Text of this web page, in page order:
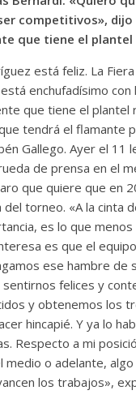
competitivos», dijo
que tiene el
está feliz. La
enchufadísimo con
que tiene el plantel
tendrá el flamante
Gallego. Ayer el 11
de prensa en el
que quiere que en
torneo. «A la cinta
es lo que
es que el
ese hambre de
felices y
y obtenemos los
hincapié. Y ya lo
Respecto a mi
medio o adelante,
los trabajos»,